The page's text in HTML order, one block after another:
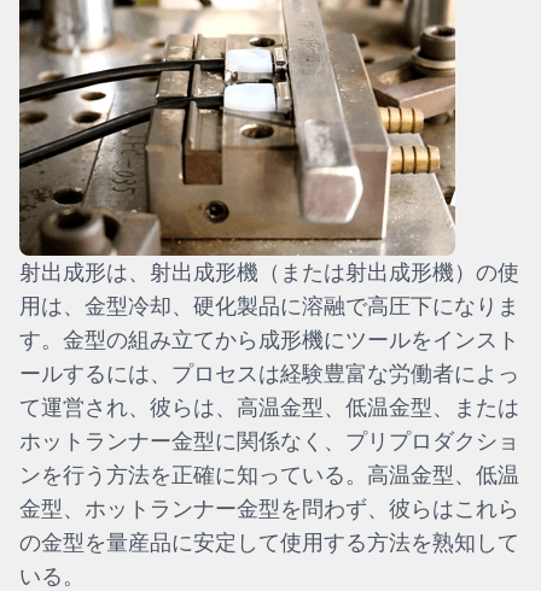
射出成形は、射出成形機（または射出成形機）の使
用は、金型冷却、硬化製品に溶融で高圧下になりま
す。金型の組み立てから成形機にツールをインスト
ールするには、プロセスは経験豊富な労働者によっ
て運営され、彼らは、高温金型、低温金型、または
ホットランナー金型に関係なく、プリプロダクショ
ンを行う方法を正確に知っている。高温金型、低温
金型、ホットランナー金型を問わず、彼らはこれら
の金型を量産品に安定して使用する方法を熟知して
いる。